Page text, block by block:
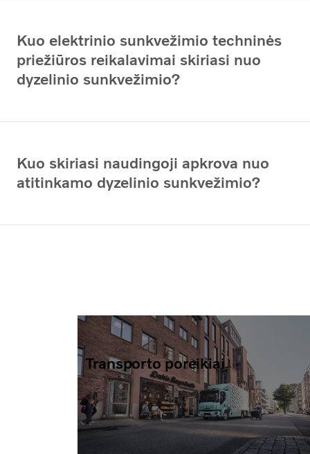
Kuo elektrinio sunkvežimio techninės
priežiūros reikalavimai skiriasi nuo
dyzelinio sunkvežimio?
Kuo skiriasi naudingoji apkrova nuo
atitinkamo dyzelinio sunkvežimio?
Transporto poreikiai